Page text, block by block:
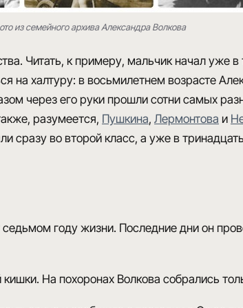
из семейного архива Александра Волкова
Читать, к примеру, мальчик начал уже в
на халтуру: в восьмилетнем возрасте
через его руки прошли сотни самых
разумеется, Пушкина, Лермонтова и
сразу во второй класс, а уже в
году жизни. Последние дни он
кишки. На похоронах Волкова собрались